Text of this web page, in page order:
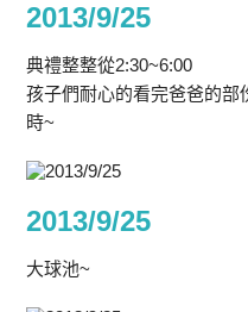
2013/9/25
典禮整整從2:30~6:00
孩子們耐心的看完爸爸的部
時~
2013/9/25
大球池~